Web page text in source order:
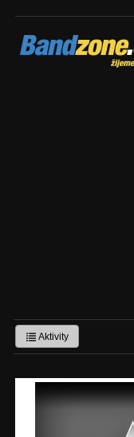
Bandzone.cz
žijeme hudbou
Aktivity